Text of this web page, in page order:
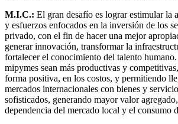
M.I.C.: El gran desafío es lograr estimular la
y esfuerzos enfocados en la inversión de los
privado, con el fin de hacer una mejor
generar innovación, transformar la
fortalecer el conocimiento del talento
mipymes sean más productivas y
forma positiva, en los costos, y permitiendo
mercados internacionales con bienes y
sofisticados, generando mayor valor
dependencia del mercado local y el consumo